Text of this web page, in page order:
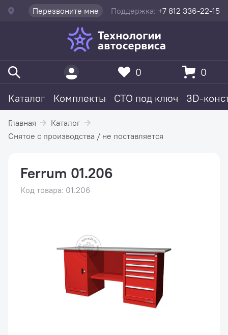
Перезвоните мне Поддержка: +7 812 336-22-15
Каталог Комплекты СТО под ключ 3D-
0 0
Главная
Каталог
Снятое с производства / не поставляется
Ferrum 01.206
Код товара: 01.206